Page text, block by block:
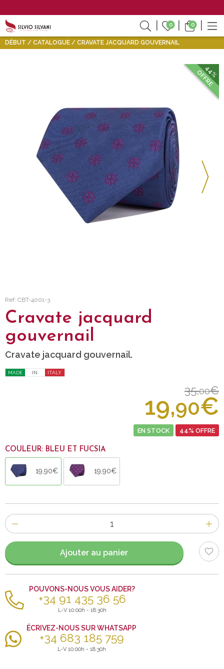
0 0
DÉBUT CATALOGUE CRAVATE JACQUARD GOUVERNAIL
44%
OFFRE
Ref: CBT-4001-3
Cravate jacquard
gouvernail
Cravate jacquard gouvernail.
MADE IN ITALY
35,00€
19,90€
EN STOCK 44% OFFRE
COULEUR: BLEU ET FUCSIA
19,90€ 19,90€
Nombre
d'items
Ajouter au panier
POUVONS-NOUS VOUS AIDER?
+34 91 435 36 56
L-V 10:00h - 18:30h
ÉCRIVEZ-NOUS SUR WHATSAPP
+34 683 185 759
L-V 10:00h - 18:30h